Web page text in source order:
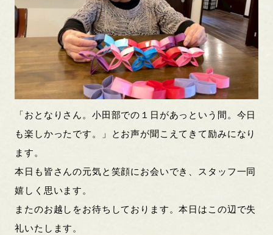
「おとなりさん。小田部での１日があっという間。今日
も楽しかったです。」とお声が聞こえてきて励みになり
ます。
本日も皆さんの元気と笑顔にお会いでき、スタッフ一同
嬉しく思います。
またのお越しをお待ちしております。本日はこの辺で失
礼いたします。